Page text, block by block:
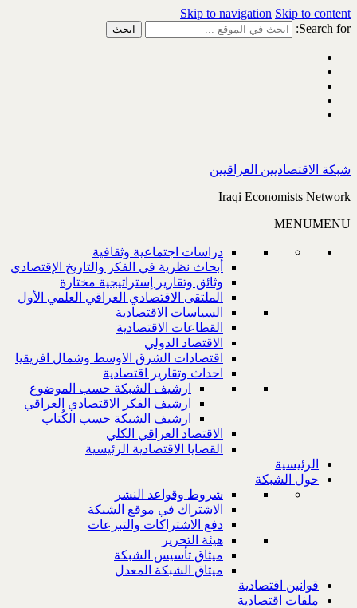
Skip to navigation Skip to content
Search for:
شبكة الاقتصاديين العراقيين
Iraqi Economists Network
MENUMENU
دراسات اجتماعية وثقافية
أبحاث نظرية في الفكر والتاريخ الإقتصادي
وثائق وتقارير إستراتيجية مختارة
الملتقى الاقتصادي العراقي العلمي الأول
السياسات الاقتصادية
القطاعات الاقتصادية
الاقتصاد الدولي
اقتصادات الشرق الاوسط وشمال افريقيا
احداث وتقارير اقتصادية
ارشيف الشبكة حسب الموضوع
ارشيف الفكر الاقتصادي العراقي
ارشيف الشبكة حسب الكُتاب
الاقتصاد العراقي الكلي
القضايا الاقتصادية الرئيسية
الرئيسية
حول الشبكة
شروط وقواعد النشر
الاشتراك في موقع الشبكة
دفع الاشتراكات والتبرعات
هيئة التحرير
ميثاق تأسيس الشبكة
ميثاق الشبكة المعدل
قوانين اقتصادية
ملفات اقتصادية